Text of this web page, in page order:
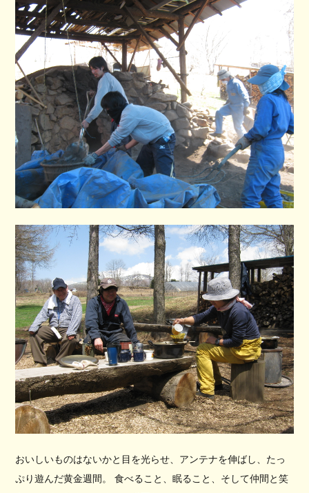
おいしいものはないかと目を光らせ、アンテナを伸ばし、たっ
ぷり遊んだ黄金週間。 食べること、眠ること、そして仲間と笑